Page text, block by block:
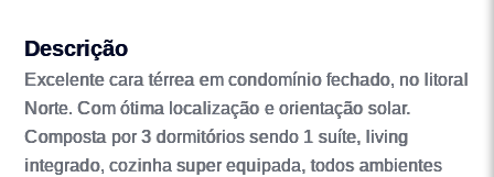
Descrição
Excelente cara térrea em condomínio fechado, no litoral
Norte. Com ótima localização e orientação solar.
Composta por 3 dormitórios sendo 1 suíte, living
integrado, cozinha super equipada, todos ambientes